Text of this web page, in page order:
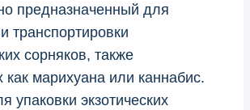
предназначенный для
транспортировки
сорняков, также
как марихуана или каннабис.
упаковки экзотических